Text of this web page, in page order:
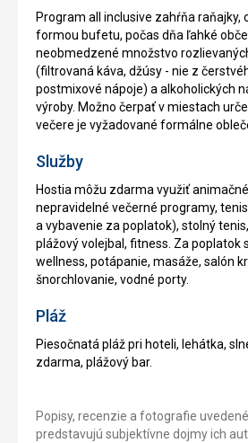
Program all inclusive zahŕňa raňajky,
formou bufetu, počas dňa ľahké
neobmedzené množstvo
(filtrovaná káva, džúsy - nie z
postmixové nápoje) a alkoholických
výroby. Možno čerpať v miestach
večere je vyžadované formálne
Služby
Hostia môžu zdarma využiť
nepravidelné večerné programy,
a vybavenie za poplatok), stolný
plážový volejbal, fitness. Za poplatok
wellness, potápanie, masáže, salón
šnorchlovanie, vodné porty.
Pláž
Piesočnatá pláž pri hoteli, lehátka,
zdarma, plážový bar.
Popisy, recenzie a fotografie
predstavujú subjektívne dojmy ich